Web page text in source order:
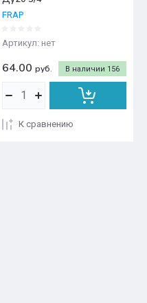
FRAP
Артикул: нет
В наличии 156
64.00 руб.
К сравнению